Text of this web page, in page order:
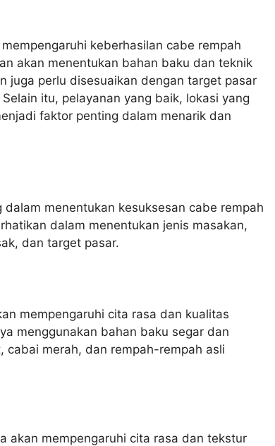
keberhasilan cabe rempah
akan menentukan bahan baku dan teknik
juga perlu disesuaikan dengan target pasar
itu, pelayanan yang baik, lokasi yang
faktor penting dalam menarik dan
menentukan kesuksesan cabe rempah
dalam menentukan jenis masakan,
dan target pasar.
mempengaruhi cita rasa dan kualitas
menggunakan bahan baku segar dan
merah, dan rempah-rempah asli
akan mempengaruhi cita rasa dan tekstur